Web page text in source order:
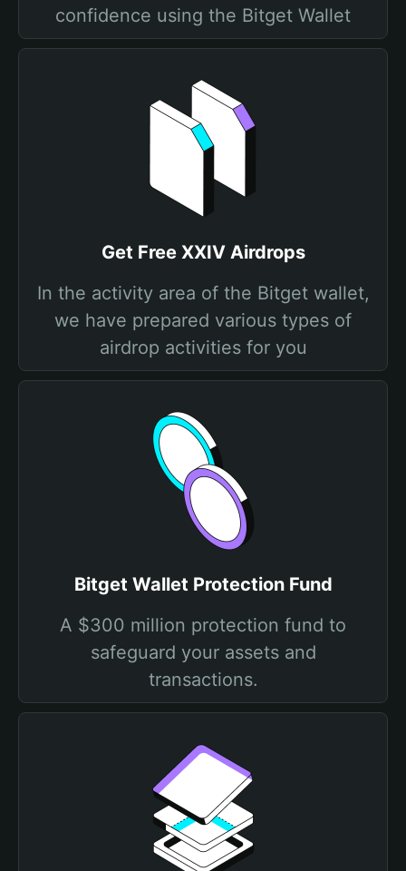
confidence using the Bitget Wallet
Get Free XXIV Airdrops
In the activity area of the Bitget wallet,
we have prepared various types of
airdrop activities for you
Bitget Wallet Protection Fund
A $300 million protection fund to
safeguard your assets and
transactions.